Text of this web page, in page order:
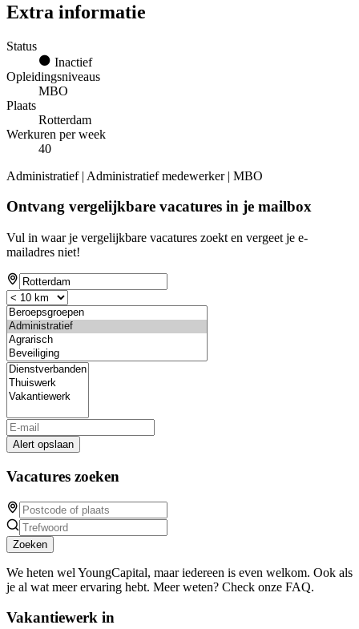
Extra informatie
Status
Inactief
Opleidingsniveaus
MBO
Plaats
Rotterdam
Werkuren per week
40
Administratief | Administratief medewerker | MBO
Ontvang vergelijkbare vacatures in je mailbox
Vul in waar je vergelijkbare vacatures zoekt en vergeet je e-
mailadres niet!
Alert opslaan
Vacatures zoeken
Zoeken
We heten wel YoungCapital, maar iedereen is even welkom. Ook als
je al wat meer ervaring hebt. Meer weten? Check onze FAQ.
Vakantiewerk in